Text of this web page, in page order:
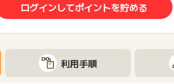
ログインしてポイントを貯める
利用手順